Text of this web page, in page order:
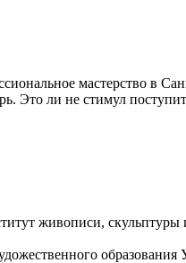
мастерство в
Это ли не стимул
живописи,
образования